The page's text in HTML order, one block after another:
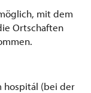
mit dem
Ortschaften
hospitál (bei der